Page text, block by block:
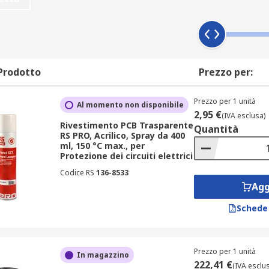
elettronici?
le schede elettroniche da agenti contaminanti
verniciatura o spruzzatura. Coprendo e proteggendo
questi materiali di rivestimento prolungano il
dispositivi elettronici?
la giusta combinazione di affidabilità e prestazioni
Prezzo per:
Al momento non disponibile
Rivestimento PCB Trasparente
RS PRO, Acrilico, Spray da 400
ml, 150 °C max., per
Protezione dei circuiti elettrici
Codice RS 136-8533
Prezzo per 1 unità
2,95 €(IVA esclusa)
Quantità
In magazzino Prezzo per 1 unità
222,41 €(IVA